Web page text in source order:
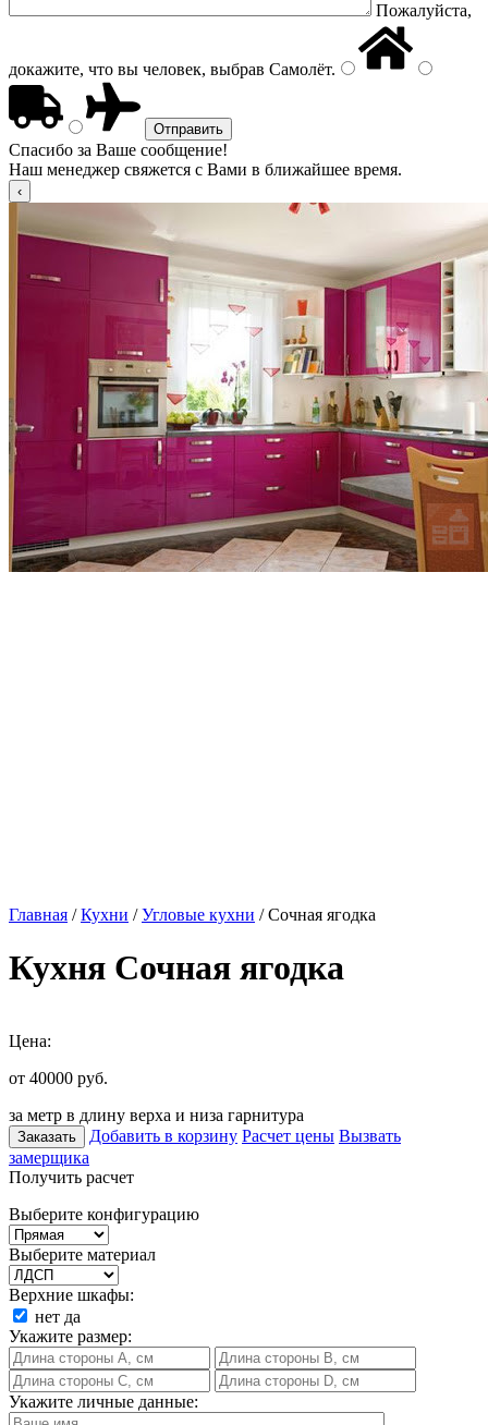
Пожалуйста,
докажите, что вы человек, выбрав Самолёт.
Спасибо за Ваше сообщение!
Наш менеджер свяжется с Вами в ближайшее время.
Главная /Кухни /Угловые кухни / Сочная ягодка
Кухня Сочная ягодка
Цена:
от 40000 руб.
за метр в длину верха и низа гарнитура
Заказать Добавить в корзину Расчет цены Вызвать
замерщика
Получить расчет
Выберите конфигурацию
Выберите материал
Верхние шкафы:
нет да
Укажите размер:
Укажите личные данные: